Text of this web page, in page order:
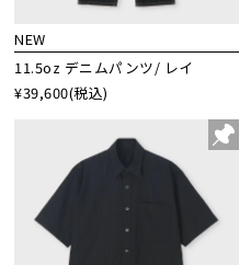
NEW
11.5oz デニムパンツ/ レイ
¥39,600(税込)